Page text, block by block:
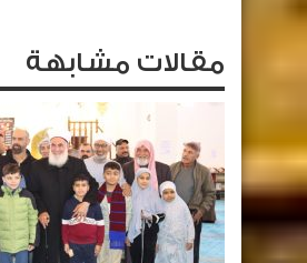
مقالات مشابهة